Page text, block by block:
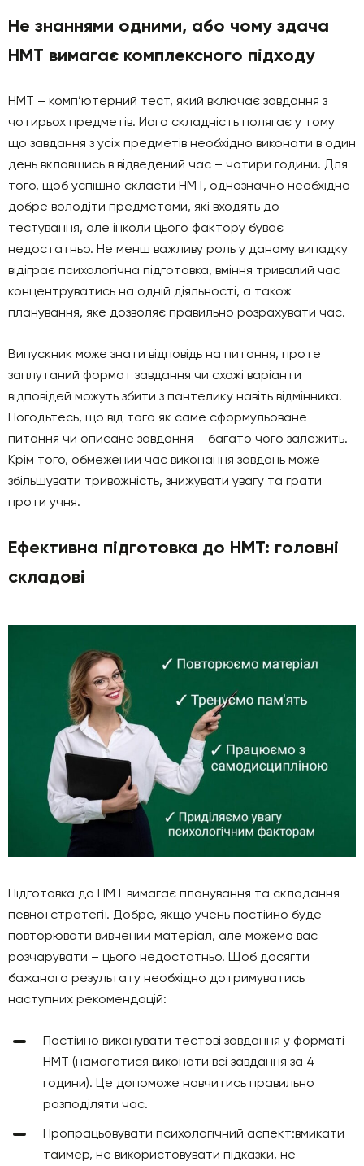
Не знаннями одними, або чому здача
НМТ вимагає комплексного підходу
НМТ – комп’ютерний тест, який включає завдання з
чотирьох предметів. Його складність полягає у тому
що завдання з усіх предметів необхідно виконати в один
день вклавшись в відведений час – чотири години. Для
того, щоб успішно скласти НМТ, однозначно необхідно
добре володіти предметами, які входять до
тестування, але інколи цього фактору буває
недостатньо. Не менш важливу роль у даному випадку
відіграє психологічна підготовка, вміння тривалий час
концентруватись на одній діяльності, а також
планування, яке дозволяє правильно розрахувати час.
Випускник може знати відповідь на питання, проте
заплутаний формат завдання чи схожі варіанти
відповідей можуть збити з пантелику навіть відмінника.
Погодьтесь, що від того як саме сформульоване
питання чи описане завдання – багато чого залежить.
Крім того, обмежений час виконання завдань може
збільшувати тривожність, знижувати увагу та грати
проти учня.
Ефективна підготовка до НМТ: головні
складові
Підготовка до НМТ вимагає планування та складання
певної стратегії. Добре, якщо учень постійно буде
повторювати вивчений матеріал, але можемо вас
розчарувати – цього недостатньо. Щоб досягти
бажаного результату необхідно дотримуватись
наступних рекомендацій:
Постійно виконувати тестові завдання у форматі
НМТ (намагатися виконати всі завдання за 4
години). Це допоможе навчитись правильно
розподіляти час.
Пропрацьовувати психологічний аспект:вмикати
таймер, не використовувати підказки, не